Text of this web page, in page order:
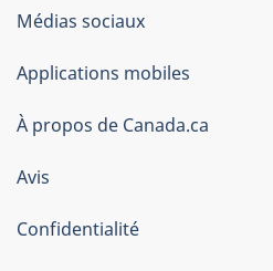
Organisation
du
gouvernement
du
Canada
Médias sociaux
Applications mobiles
À propos de Canada.ca
Avis
Confidentialité